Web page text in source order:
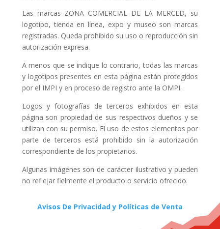
Las marcas ZONA COMERCIAL DE LA MERCED, su
logotipo, tienda en línea, expo y museo son marcas
registradas. Queda prohibido su uso o reproducción sin
autorización expresa.
A menos que se indique lo contrario, todas las marcas
y logotipos presentes en esta página están protegidos
por el IMPI y en proceso de registro ante la OMPI.
Logos y fotografías de terceros exhibidos en esta
página son propiedad de sus respectivos dueños y se
utilizan con su permiso. El uso de estos elementos por
parte de terceros está prohibido sin la autorización
correspondiente de los propietarios.
Algunas imágenes son de carácter ilustrativo y pueden
no reflejar fielmente el producto o servicio ofrecido.
Avisos De Privacidad y Políticas de Venta